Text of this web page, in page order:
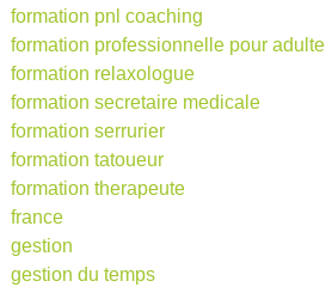
formation pnl coaching
formation professionnelle pour adulte
formation relaxologue
formation secretaire medicale
formation serrurier
formation tatoueur
formation therapeute
france
gestion
gestion du temps